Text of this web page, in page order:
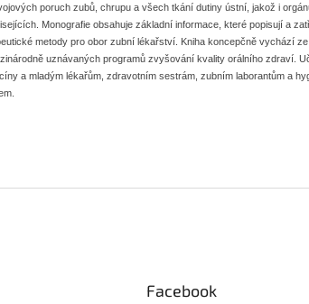
poruch zubů, chrupu a všech tkání dutiny ústní, jakož i
Monografie obsahuje základní informace, které popisují a
metody pro obor zubní lékařství. Kniha koncepčně vychází
uznávaných programů zvyšování kvality orálního zdraví.
a mladým lékařům, zdravotním sestrám, zubním laborantům a
Facebook